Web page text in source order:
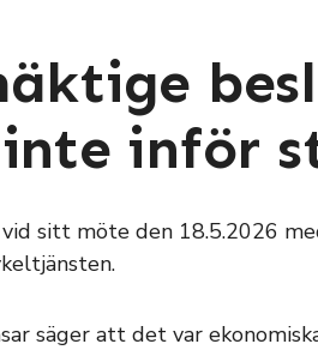
inför
sitt möte den 18.5.2026
säger att det var